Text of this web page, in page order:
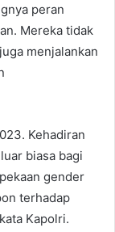
peran
Mereka tidak
menjalankan
Kehadiran
biasa bagi
gender
terhadap
Kapolri.